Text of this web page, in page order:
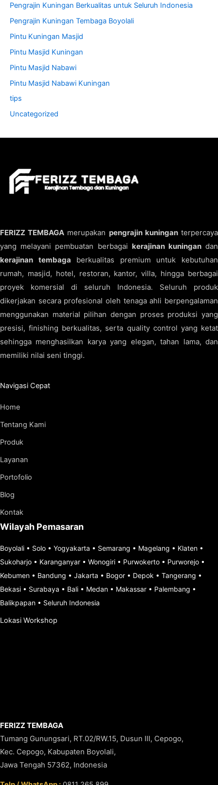
Pengrajin Kuningan Berkualitas untuk Seluruh Indonesia
Pengrajin Kuningan Tembaga Boyolali
Pintu Kuningan Masjid
Pintu Masjid Kuningan
Pintu Masjid Nabawi
Pintu Masjid Nabawi Kuningan
tips
Uncategorized
FERIZZ TEMBAGA merupakan pengrajin kuninganterpercaya
yang melayani pembuatan berbagai kerajinan kuningandan
kerajinan tembaga berkualitas premium untuk kebutuhan
rumah, masjid, hotel, restoran, kantor, villa, hingga berbagai
proyek komersial di seluruh Indonesia. Seluruh produk
dikerjakan secara profesional oleh tenaga ahli berpengalaman
menggunakan material pilihan dengan proses produksi yang
presisi, finishing berkualitas, serta quality control yang ketat
sehingga menghasilkan karya yang elegan, tahan lama, dan
memiliki nilai seni tinggi.
Navigasi Cepat
Home
Tentang Kami
Produk
Layanan
Portofolio
Blog
Kontak
Wilayah Pemasaran
Boyolali • Solo • Yogyakarta • Semarang • Magelang • Klaten •
Sukoharjo • Karanganyar • Wonogiri • Purwokerto • Purworejo •
Kebumen • Bandung • Jakarta • Bogor • Depok • Tangerang •
Bekasi • Surabaya • Bali • Medan • Makassar • Palembang •
Balikpapan • Seluruh Indonesia
Lokasi Workshop
FERIZZ TEMBAGA
Tumang Gunungsari, RT.02/RW.15, Dusun III, Cepogo,
Kec. Cepogo, Kabupaten Boyolali,
Jawa Tengah 57362, Indonesia